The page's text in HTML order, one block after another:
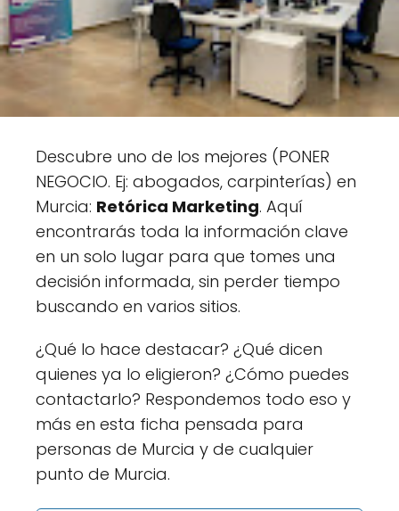
Descubre uno de los mejores (PONER
NEGOCIO. Ej: abogados, carpinterías) en
Murcia: Retórica Marketing. Aquí
encontrarás toda la información clave
en un solo lugar para que tomes una
decisión informada, sin perder tiempo
buscando en varios sitios.
¿Qué lo hace destacar? ¿Qué dicen
quienes ya lo eligieron? ¿Cómo puedes
contactarlo? Respondemos todo eso y
más en esta ficha pensada para
personas de Murcia y de cualquier
punto de Murcia.